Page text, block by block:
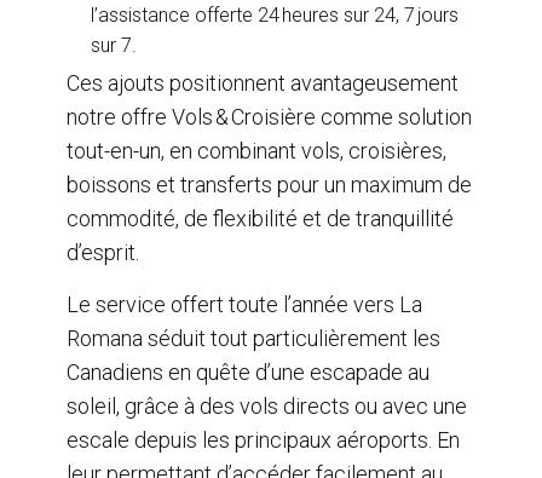
l’assistance offerte 24 heures sur 24, 7 jours
sur 7.
Ces ajouts positionnent avantageusement
notre offre Vols & Croisière comme solution
tout-en-un, en combinant vols, croisières,
boissons et transferts pour un maximum de
commodité, de flexibilité et de tranquillité
d’esprit.
Le service offert toute l’année vers La
Romana séduit tout particulièrement les
Canadiens en quête d’une escapade au
soleil, grâce à des vols directs ou avec une
escale depuis les principaux aéroports. En